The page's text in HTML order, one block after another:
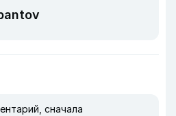
сначала